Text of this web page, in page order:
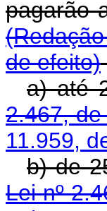
pagarão
de efeito)
a) até
2.467,
11.959,
b) de
Lei nº